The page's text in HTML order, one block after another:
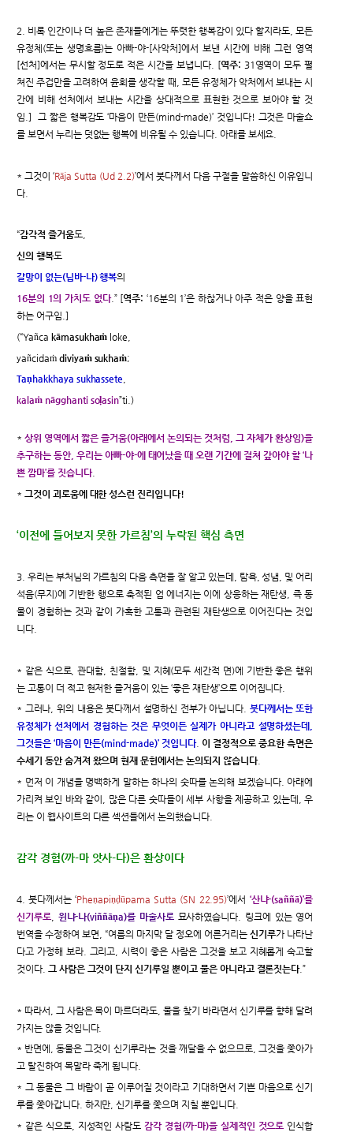
2. 비록 인간이나 더 높은 존재들에게는 뚜렷한 행복감이 있다 할지라도, 모든
유정체(또는 생명흐름)는 아빠-야-[사악처]에서 보낸 시간에 비해 그런 영역
[선처]에서는 무시할 정도로 적은 시간을 보냅니다. [역주: 31영역이 모두 펼
쳐진 주겁만을 고려하여 윤회를 생각할 때, 모든 유정체가 악처에서 보내는 시
간에 비해 선처에서 보내는 시간을 상대적으로 표현한 것으로 보아야 할 것
임.] 그 짧은 행복감도 ‘마음이 만든(mind-made)’ 것입니다! 그것은 마술쇼
를 보면서 누리는 덧없는 행복에 비유될 수 있습니다. 아래를 보세요.
* 그것이 ‘Rāja Sutta (Ud 2.2)’에서 붓다께서 다음 구절을 말씀하신 이유입니
다.
“감각적 즐거움도,
신의 행복도
갈망이 없는(닙바-나) 행복의
16분의 1의 가치도 없다.” [역주: ‘16분의 1’은 하찮거나 아주 적은 양을 표현
하는 어구임.]
(“Yañca kāmasukhaṁ loke,
yañcidaṁ diviyaṁ sukhaṁ;
Taṇhakkhaya sukhassete
kalaṁ nāgghanti soḷasin”ti.)
*상위 영역에서 짧은 즐거움(아래에서 논의되는 것처럼, 그 자체가 환상임)을
추구하는 동안, 우리는 아빠-야-에 태어났을 때 오랜 기간에 걸쳐 갚아야 할 ‘나
쁜 깜마’를 짓습니다.
* 그것이 괴로움에 대한 성스런 진리입니다!
‘이전에 들어보지 못한 가르침’의 누락된 핵심 측면
3. 우리는 부처님의 가르침의 다음 측면을 잘 알고 있는데, 탐욕, 성냄, 및 어리
석음(무지)에 기반한 행으로 축적된 업 에너지는 이에 상응하는 재탄생, 즉 동
물이 경험하는 것과 같이 가혹한 고통과 관련된 재탄생으로 이어진다는 것입
니다.
* 같은 식으로, 관대함, 친절함, 및 지혜(모두 세간적 면)에 기반한 좋은 행위
는 고통이 더 적고 현저한 즐거움이 있는 ‘좋은 재탄생’으로 이어집니다.
* 그러나, 위의 내용은 붓다께서 설명하신 전부가 아닙니다. 붓다께서는 또한
유정체가 선처에서 경험하는 것은 무엇이든 실제가 아니라고 설명하셨는데,
그것들은 ‘마음이 만든(mind-made)’ 것입니다. 이 결정적으로 중요한 측면은
수세기 동안 숨겨져 왔으며 현재 문헌에서는 논의되지 않습니다.
* 먼저 이 개념을 명백하게 말하는 하나의 숫따를 논의해 보겠습니다. 아래에
가리켜 보인 바와 같이, 많은 다른 숫따들이 세부 사항을 제공하고 있는데, 우
리는 이 웹사이트의 다른 섹션들에서 논의했습니다.
감각 경험(까-마 앗사-다)은 환상이다
4. 붓다께서는 ‘Pheṇapiṇḍūpama Sutta (SN 22.95)’에서 ‘산냐-(saññā)’를
신기루로, 윈냐-나(viññāṇa)를 마술사로묘사하였습니다. 링크에 있는 영어
번역을 수정하여 보면, “여름의 마지막 달 정오에 어른거리는신기루가 나타난
다고 가정해 보라. 그리고, 시력이 좋은 사람은 그것을 보고 지혜롭게 숙고할
것이다. 그 사람은 그것이 단지 신기루일 뿐이고 물은 아니라고 결론짓는다.”
* 따라서, 그 사람은 목이 마르더라도, 물을 찾기 바라면서 신기루를 향해 달려
가지는 않을 것입니다.
* 반면에, 동물은 그것이 신기루라는 것을 깨달을 수 없으므로, 그것을 쫓아가
고 탈진하여 목말라 죽게 됩니다.
* 그 동물은 그 바람이 곧 이루어질 것이라고 기대하면서 기쁜 마음으로 신기
루를 쫓아갑니다. 하지만, 신기루를 쫓으며 지칠 뿐입니다.
* 같은 식으로, 지성적인 사람도감각 경험(까-마)을 실제적인 것으로 인식합